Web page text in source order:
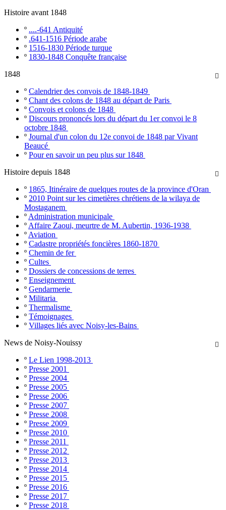
Histoire avant 1848
º ....-641 Antiquité
º .641-1516 Période arabe
º 1516-1830 Période turque
º 1830-1848 Conquête française

1848
º Calendrier des convois de 1848-1849
º Chant des colons de 1848 au départ de Paris
º Convois et colons de 1848
º Discours prononcés lors du départ du 1er convoi le 8
octobre 1848
º Journal d'un colon du 12e convoi de 1848 par Vivant
Beaucé
º Pour en savoir un peu plus sur 1848

Histoire depuis 1848
º 1865, Itinéraire de quelques routes de la province d'Oran
º 2010 Point sur les cimetières chrétiens de la wilaya de
Mostaganem
º Administration municipale
º Affaire Zaoui, meurtre de M. Aubertin, 1936-1938
º Aviation
º Cadastre propriétés foncières 1860-1870
º Chemin de fer
º Cultes
º Dossiers de concessions de terres
º Enseignement
º Gendarmerie
º Militaria
º Thermalisme
º Témoignages
º Villages liés avec Noisy-les-Bains

News de Noisy-Nouissy
º Le Lien 1998-2013
º Presse 2001
º Presse 2004
º Presse 2005
º Presse 2006
º Presse 2007
º Presse 2008
º Presse 2009
º Presse 2010
º Presse 2011
º Presse 2012
º Presse 2013
º Presse 2014
º Presse 2015
º Presse 2016
º Presse 2017
º Presse 2018